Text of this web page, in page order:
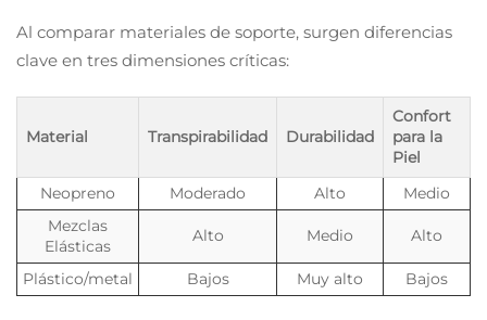
Al comparar materiales de soporte, surgen diferencias
clave en tres dimensiones críticas:
Material Transpirabilidad Durabilidad
Confort
para la
Piel
Neopreno
Moderado Alto
Medio
Mezclas
Elásticas
Alto Medio Alto
Plástico/metal Bajos Muy alto Bajos